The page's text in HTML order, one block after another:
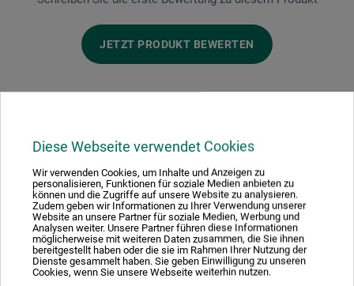
Diese Webseite verwendet Cookies
Wir verwenden Cookies, um Inhalte und Anzeigen zu
personalisieren, Funktionen für soziale Medien anbieten zu
können und die Zugriffe auf unsere Website zu analysieren.
Zudem geben wir Informationen zu Ihrer Verwendung unserer
Website an unsere Partner für soziale Medien, Werbung und
Analysen weiter. Unsere Partner führen diese Informationen
möglicherweise mit weiteren Daten zusammen, die Sie ihnen
bereitgestellt haben oder die sie im Rahmen Ihrer Nutzung der
Dienste gesammelt haben. Sie geben Einwilligung zu unseren
Cookies, wenn Sie unsere Webseite weiterhin nutzen.
JETZT PRODUKT BEWERTEN
Hersteller-Kontakt
Hier finden Sie die Kontaktdaten des Herstellers zu
diesem Produkt.
PEBEO S.A.S.